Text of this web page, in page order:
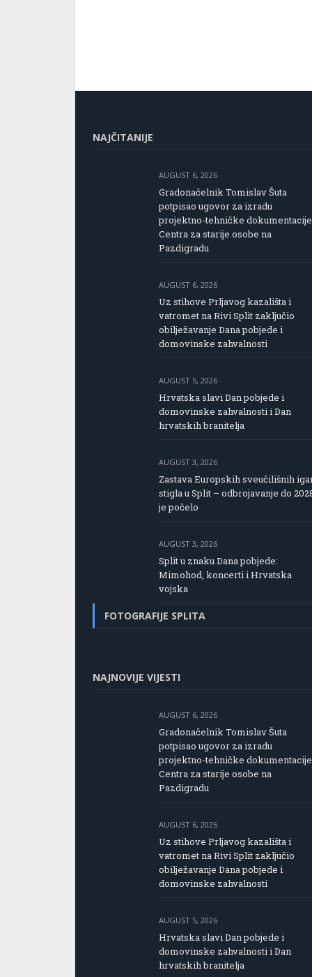
NAJČITANIJE
AUGUST 6, 2026
Gradonačelnik Tomislav Šuta
potpisao ugovor za izradu
projektno-tehničke dokumentacije
Centra za starije osobe na
Pazdigradu
AUGUST 6, 2026
Uz stihove Prljavog kazališta i
vatromet na Rivi Split zaključio
obilježavanje Dana pobjede i
domovinske zahvalnosti
AUGUST 5, 2026
Hrvatska slavi Dan pobjede i
domovinske zahvalnosti i Dan
hrvatskih branitelja
AUGUST 3, 2026
Zastava Europskih sveučilišnih
stigla u Split – odbrojavanje do
je počelo
AUGUST 3, 2026
Split u znaku Dana pobjede:
Mimohod, koncerti i Hrvatska
vojska
FOTOGRAFIJE SPLITA
NAJNOVIJE VIJESTI
AUGUST 6, 2026
Gradonačelnik Tomislav Šuta
potpisao ugovor za izradu
projektno-tehničke dokumentacije
Centra za starije osobe na
Pazdigradu
AUGUST 6, 2026
Uz stihove Prljavog kazališta i
vatromet na Rivi Split zaključio
obilježavanje Dana pobjede i
domovinske zahvalnosti
AUGUST 5, 2026
Hrvatska slavi Dan pobjede i
domovinske zahvalnosti i Dan
hrvatskih branitelja